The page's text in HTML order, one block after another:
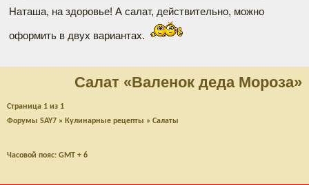
Наташа, на здоровье! А салат, действительно, можно
оформить в двух вариантах.
Салат «Валенок деда Мороза»
Страница 1 из 1
Форумы SAY7 » Кулинарные рецепты » Салаты
Часовой пояс: GMT + 6